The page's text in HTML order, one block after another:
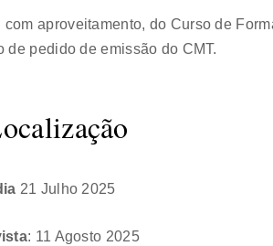
aproveitamento, do Curso de
de pedido de emissão do CMT.
21 Julho 2025
: 11 Agosto 2025